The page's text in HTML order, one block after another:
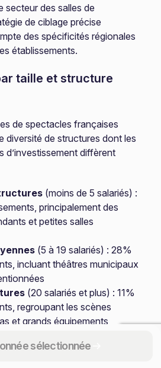
sélectionnée
secteur des salles de
de ciblage précise
des spécificités régionales
établissements.
taille et structure
de spectacles françaises
diversité de structures dont les
d’investissement diffèrent
(moins de 5 salariés) :
principalement des
et petites salles
(5 à 19 salariés) : 28%
incluant théâtres municipaux
(20 salariés et plus) : 11%
regroupant les scènes
et grands équipements